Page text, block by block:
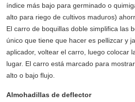
índice más bajo para germinado o
alto para riego de cultivos maduros)
El carro de boquillas doble simplifica las
único que tiene que hacer es pellizcar y
aplicador, voltear el carro, luego colocar
lugar. El carro está marcado para
alto o bajo flujo.
Almohadillas de deflector